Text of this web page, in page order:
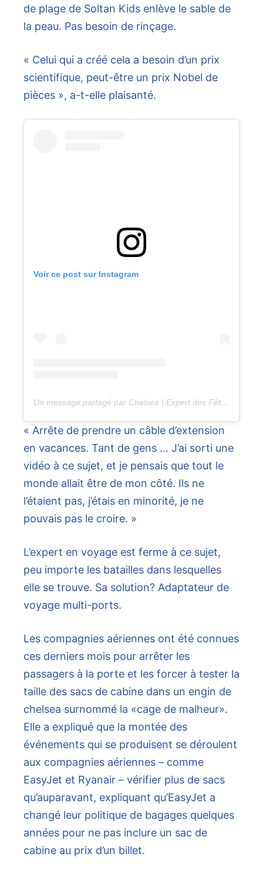
de plage de Soltan Kids enlève le sable de
la peau. Pas besoin de rinçage.
« Celui qui a créé cela a besoin d’un prix
scientifique, peut-être un prix Nobel de
pièces », a-t-elle plaisanté.
Voir ce post sur Instagram
Un message partagé par Chelsea | Expert des Fêtes (@HolidayExpert)
« Arrête de prendre un câble d’extension
en vacances. Tant de gens … J’ai sorti une
vidéo à ce sujet, et je pensais que tout le
monde allait être de mon côté. Ils ne
l’étaient pas, j’étais en minorité, je ne
pouvais pas le croire. »
L’expert en voyage est ferme à ce sujet,
peu importe les batailles dans lesquelles
elle se trouve. Sa solution? Adaptateur de
voyage multi-ports.
Les compagnies aériennes ont été connues
ces derniers mois pour arrêter les
passagers à la porte et les forcer à tester la
taille des sacs de cabine dans un engin de
chelsea surnommé la «cage de malheur».
Elle a expliqué que la montée des
événements qui se produisent se déroulent
aux compagnies aériennes – comme
EasyJet et Ryanair – vérifier plus de sacs
qu’auparavant, expliquant qu’EasyJet a
changé leur politique de bagages quelques
années pour ne pas inclure un sac de
cabine au prix d’un billet.